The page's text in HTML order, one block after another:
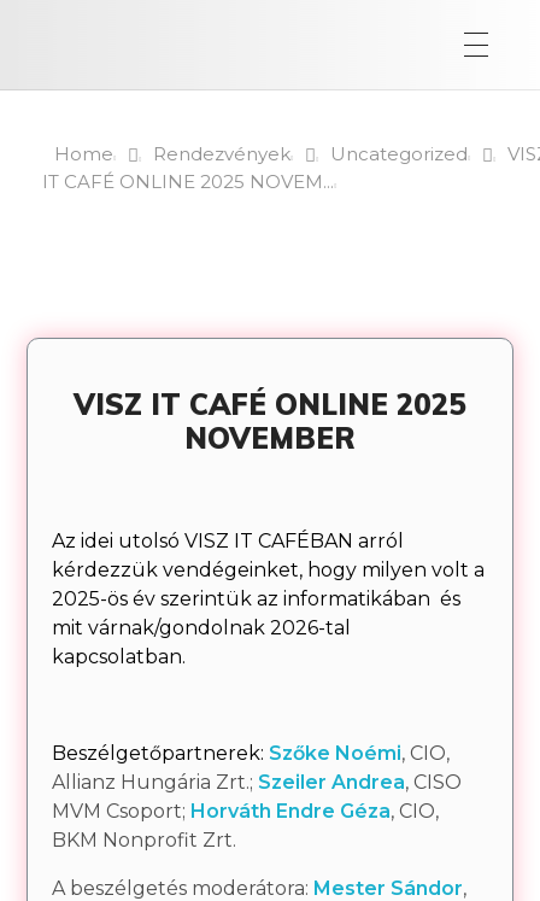
Home Rendezvények Uncategorized
IT CAFÉ ONLINE 2025 NOVEM...
VISZ IT CAFÉ ONLINE 2025
NOVEMBER
Az idei utolsó VISZ IT CAFÉBAN arról
kérdezzük vendégeinket, hogy milyen volt a
2025-ös év szerintük az informatikában és
mit várnak/gondolnak 2026-tal
kapcsolatban.
Beszélgetőpartnerek: Szőke Noémi, CIO,
Allianz Hungária Zrt.; Szeiler Andrea, CISO
MVM Csoport; Horváth Endre Géza, CIO,
BKM Nonprofit Zrt.
A beszélgetés moderátora: Mester Sándor,